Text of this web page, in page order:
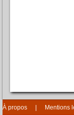
À propos Mentions